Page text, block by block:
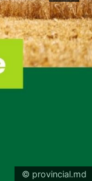
© provincial.md